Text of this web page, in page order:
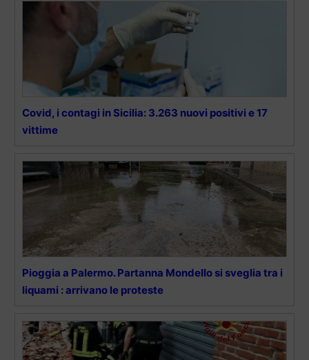
Covid, i contagi in Sicilia: 3.263 nuovi positivi e 17
vittime
Pioggia a Palermo. Partanna Mondello si sveglia tra i
liquami : arrivano le proteste